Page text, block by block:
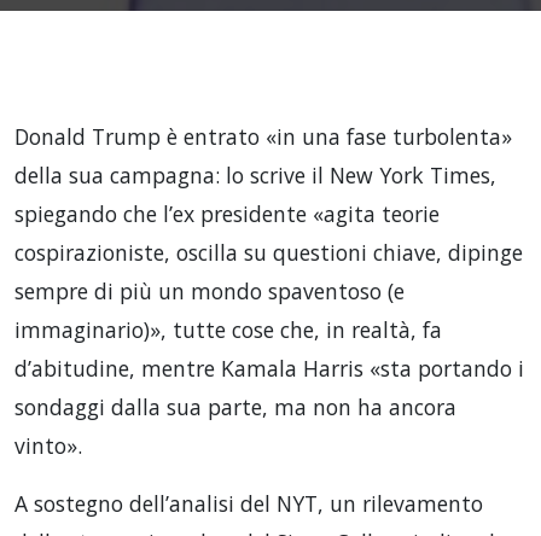
Donald Trump è entrato «in una fase turbolenta»
della sua campagna: lo scrive il New York Times,
spiegando che l’ex presidente «agita teorie
cospirazioniste, oscilla su questioni chiave, dipinge
sempre di più un mondo spaventoso (e
immaginario)», tutte cose che, in realtà, fa
d’abitudine, mentre Kamala Harris «sta portando i
sondaggi dalla sua parte, ma non ha ancora
vinto».
A sostegno dell’analisi del NYT, un rilevamento